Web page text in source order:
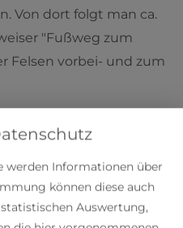
Von dort folgt man ca.
"Fußweg zum
Felsen vorbei- und zum
werden Informationen über
können diese auch
Auswertung,